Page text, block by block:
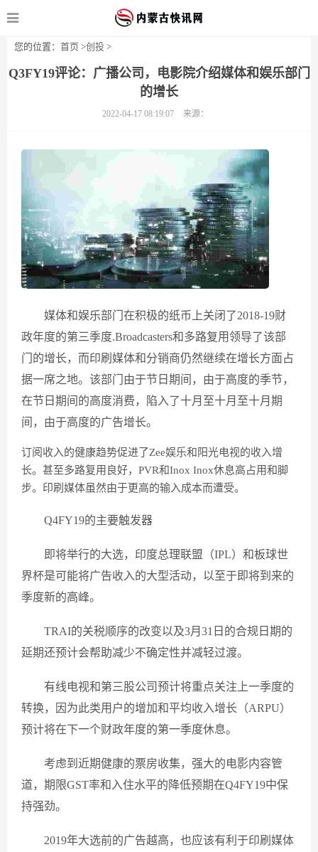
您的位置： 首页 >创投 >
Q3FY19评论：广播公司，电影院介绍媒体和娱乐部门
的增长
2022-04-17 08:19:07 来源：
媒体和娱乐部门在积极的纸币上关闭了2018-19财
政年度的第三季度.Broadcasters和多路复用领导了该部
门的增长，而印刷媒体和分销商仍然继续在增长方面占
据一席之地。该部门由于节日期间，由于高度的季节，
在节日期间的高度消费，陷入了十月至十月至十月期
间，由于高度的广告增长。
订阅收入的健康趋势促进了Zee娱乐和阳光电视的收入增
长。甚至多路复用良好，PVR和Inox Inox休息高占用和脚
步。印刷媒体虽然由于更高的输入成本而遭受。
Q4FY19的主要触发器
即将举行的大选，印度总理联盟（IPL）和板球世
界杯是可能将广告收入的大型活动，以至于即将到来的
季度新的高峰。
TRAI的关税顺序的改变以及3月31日的合规日期的
延期还预计会帮助减少不确定性并减轻过渡。
有线电视和第三股公司预计将重点关注上一季度的
转换，因为此类用户的增加和平均收入增长（ARPU）
预计将在下一个财政年度的第一季度休息。
考虑到近期健康的票房收集，强大的电影内容管
道，期限GST率和入住水平的降低预期在Q4FY19中保
持强劲。
2019年大选前的广告越高，也应该有利于印刷媒体